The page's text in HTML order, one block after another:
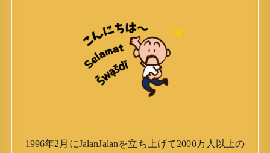
1996年2月にJalanJalanを立ち上げて2000万人以上の